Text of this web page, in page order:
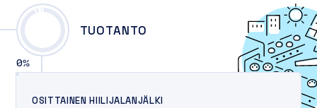
0%
TUOTANTO
OSITTAINEN HIILIJALANJÄLKI